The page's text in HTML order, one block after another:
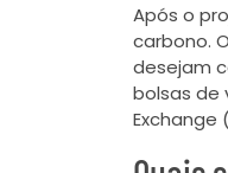
Após o
carbono.
desejam
bolsas de
Exchange